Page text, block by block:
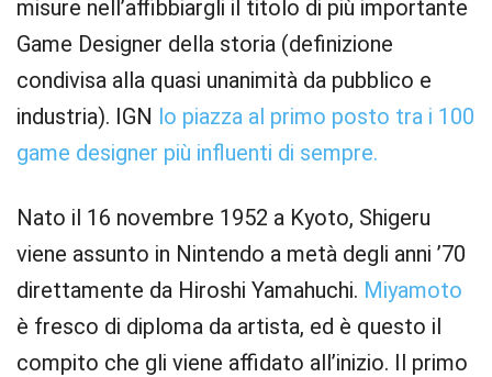
misure nell’affibbiargli il titolo di più importante
Game Designer della storia (definizione
condivisa alla quasi unanimità da pubblico e
industria). IGN lo piazza al primo posto tra i 100
game designer più influenti di sempre.
Nato il 16 novembre 1952 a Kyoto, Shigeru
viene assunto in Nintendo a metà degli anni ’70
direttamente da Hiroshi Yamahuchi. Miyamoto
è fresco di diploma da artista, ed è questo il
compito che gli viene affidato all’inizio. Il primo